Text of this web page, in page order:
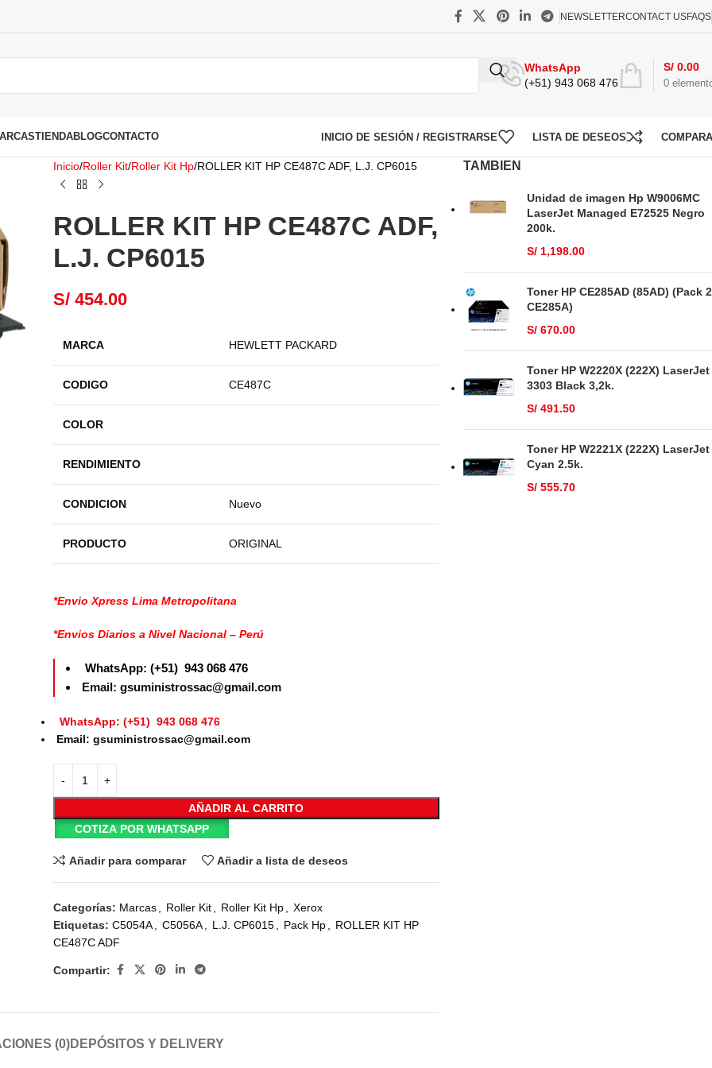
NEWSLETTERCONTACT USFAQS
WhatsApp
(+51) 943 068 476
0
S/ 0.00
TIENDABLOGCONTACTO INICIO DE SESIÓN / REGISTRARSE LISTA DE DESEOS
Inicio Roller Kit Roller Kit Hp ROLLER KIT HP CE487C ADF, L.J. CP6015
ROLLER KIT HP CE487C ADF,
L.J. CP6015
S/ 454.00
MARCA HEWLETT PACKARD
CODIGO CE487C
COLOR
RENDIMIENTO
CONDICION Nuevo
PRODUCTO ORIGINAL
*Envio Xpress Lima Metropolitana
*Envios Diarios a Nivel Nacional – Perú
WhatsApp: (+51) 943 068 476
Email: gsuministrossac@gmail.com
WhatsApp: (+51) 943 068 476
Email: gsuministrossac@gmail.com
AÑADIR AL CARRITO
COTIZA POR WHATSAPP
Añadir para comparar Añadir a lista de deseos
Categorías: Marcas Roller Kit Roller Kit Hp
Xerox
Etiquetas: C5054A C5056A L.J. CP6015 Pack Hp
ROLLER KIT HP
CE487C ADF
Compartir:
(0)DEPÓSITOS Y DELIVERY
TAMBIEN
Unidad de imagen Hp W9006MC
LaserJet Managed E72525 Negro
200k.
S/1,198.00
Toner HP CE285AD (85AD) (Pack 2
CE285A)
S/670.00
Toner HP W2220X (222X) LaserJet
3303 Black 3,2k.
S/491.50
Toner HP W2221X (222X) LaserJet
Cyan 2.5k.
S/555.70